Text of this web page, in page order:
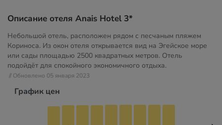
Описание отеля Anais Hotel 3*
Небольшой отель, расположен рядом с песчаным пляжем
Кориноса. Из окон отеля открывается вид на Эгейское море
или сады площадью 2500 квадратных метров. Отель
подойдёт для спокойного экономичного отдыха.
// Обновлено 05 января 2023
График цен